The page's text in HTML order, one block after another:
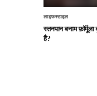
लाइफस्टाइल
स्तनपान बनाम
है?